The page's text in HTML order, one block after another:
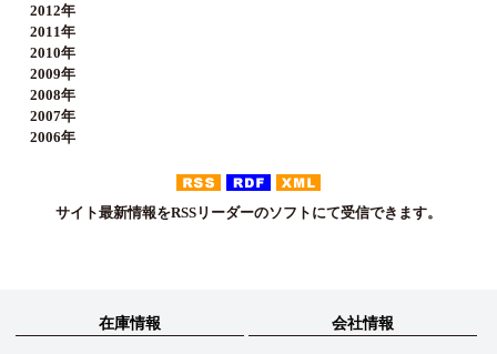
2012年
2011年
2010年
2009年
2008年
2007年
2006年
サイト最新情報をRSSリーダーのソフトにて受信できます。
在庫情報 会社情報